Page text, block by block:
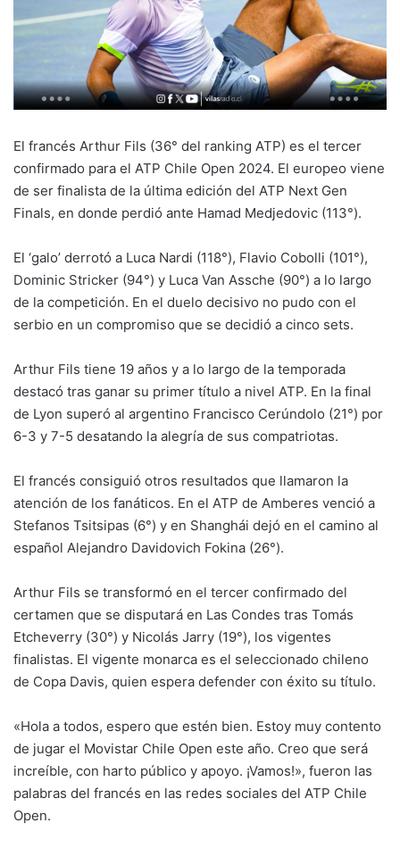
El francés Arthur Fils (36° del ranking ATP) es el tercer
confirmado para el ATP Chile Open 2024. El europeo viene
de ser finalista de la última edición del ATP Next Gen
Finals, en donde perdió ante Hamad Medjedovic (113°).
El ‘galo’ derrotó a Luca Nardi (118°), Flavio Cobolli (101°),
Dominic Stricker (94°) y Luca Van Assche (90°) a lo largo
de la competición. En el duelo decisivo no pudo con el
serbio en un compromiso que se decidió a cinco sets.
Arthur Fils tiene 19 años y a lo largo de la temporada
destacó tras ganar su primer título a nivel ATP. En la final
de Lyon superó al argentino Francisco Cerúndolo (21°) por
6-3 y 7-5 desatando la alegría de sus compatriotas.
El francés consiguió otros resultados que llamaron la
atención de los fanáticos. En el ATP de Amberes venció a
Stefanos Tsitsipas (6°) y en Shanghái dejó en el camino al
español Alejandro Davidovich Fokina (26°).
Arthur Fils se transformó en el tercer confirmado del
certamen que se disputará en Las Condes tras Tomás
Etcheverry (30°) y Nicolás Jarry (19°), los vigentes
finalistas. El vigente monarca es el seleccionado chileno
de Copa Davis, quien espera defender con éxito su título.
«Hola a todos, espero que estén bien. Estoy muy contento
de jugar el Movistar Chile Open este año. Creo que será
increíble, con harto público y apoyo. ¡Vamos!», fueron las
palabras del francés en las redes sociales del ATP Chile
Open.